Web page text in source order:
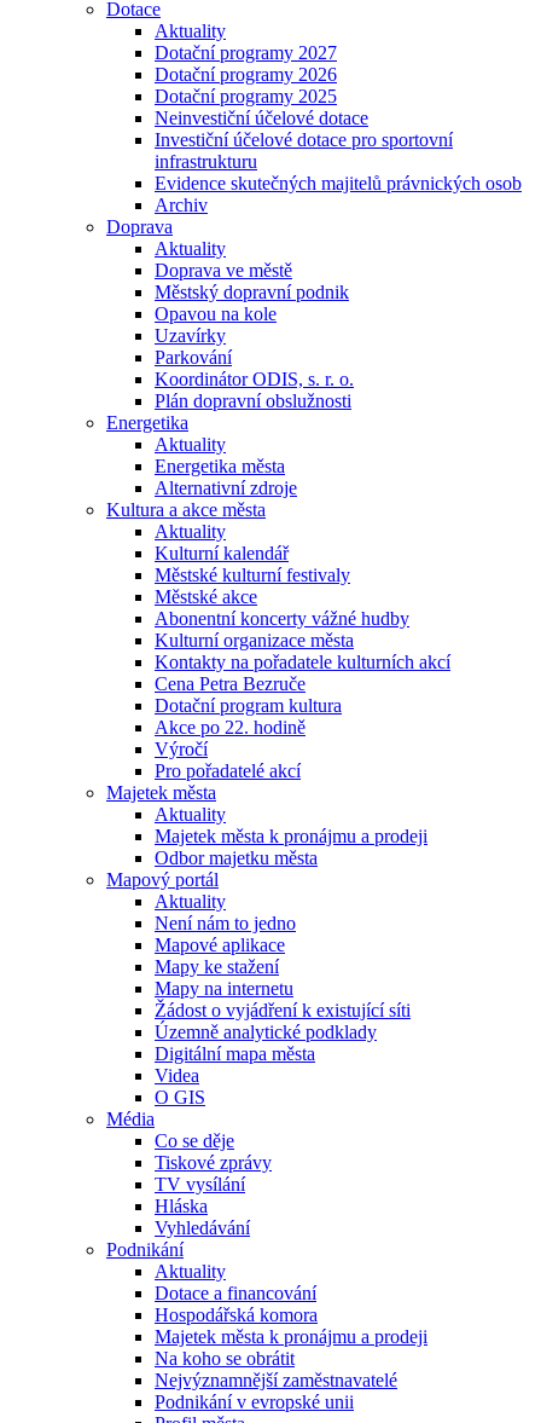
Dotace
Aktuality
Dotační programy 2027
Dotační programy 2026
Dotační programy 2025
Neinvestiční účelové dotace
Investiční účelové dotace pro sportovní
infrastrukturu
Evidence skutečných majitelů právnických osob
Archiv
Doprava
Aktuality
Doprava ve městě
Městský dopravní podnik
Opavou na kole
Uzavírky
Parkování
Koordinátor ODIS, s. r. o.
Plán dopravní obslužnosti
Energetika
Aktuality
Energetika města
Alternativní zdroje
Kultura a akce města
Aktuality
Kulturní kalendář
Městské kulturní festivaly
Městské akce
Abonentní koncerty vážné hudby
Kulturní organizace města
Kontakty na pořadatele kulturních akcí
Cena Petra Bezruče
Dotační program kultura
Akce po 22. hodině
Výročí
Pro pořadatelé akcí
Majetek města
Aktuality
Majetek města k pronájmu a prodeji
Odbor majetku města
Mapový portál
Aktuality
Není nám to jedno
Mapové aplikace
Mapy ke stažení
Mapy na internetu
Žádost o vyjádření k existující síti
Územně analytické podklady
Digitální mapa města
Videa
O GIS
Média
Co se děje
Tiskové zprávy
TV vysílání
Hláska
Vyhledávání
Podnikání
Aktuality
Dotace a financování
Hospodářská komora
Majetek města k pronájmu a prodeji
Na koho se obrátit
Nejvýznamnější zaměstnavatelé
Podnikání v evropské unii